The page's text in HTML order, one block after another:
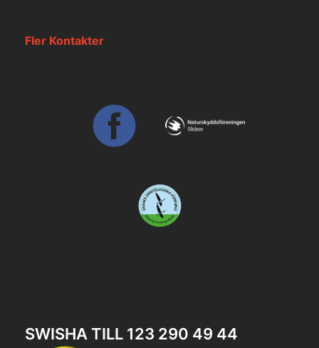
Fler Kontakter
SWISHA TILL 123 290 49 44